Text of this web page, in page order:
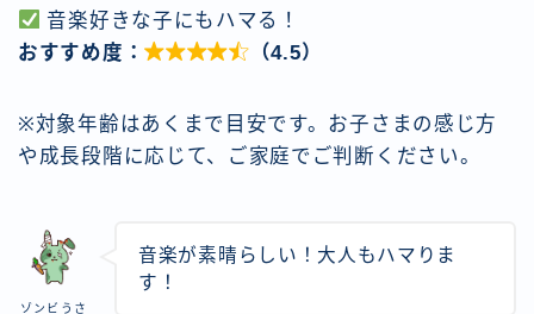
音楽好きな子にもハマる！
おすすめ度： （4.5）
※対象年齢はあくまで目安です。お子さまの感じ方
や成長段階に応じて、ご家庭でご判断ください。
ゾンビうさ
音楽が素晴らしい！大人もハマりま
す！